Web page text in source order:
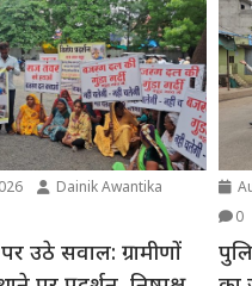
Dainik Awantika
उठे सवाल: ग्रामीणों
0